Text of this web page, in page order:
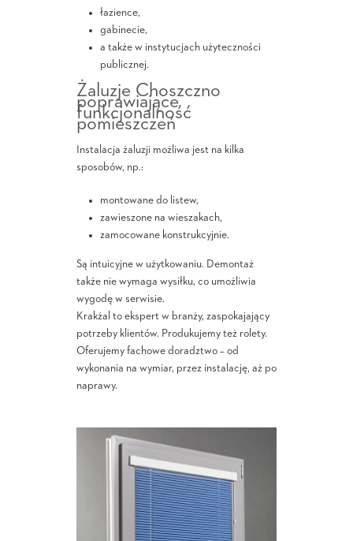
łazience,
gabinecie,
a także w instytucjach użyteczności
publicznej.
Żaluzje Choszczno
poprawiające
funkcjonalność
pomieszczeń
Instalacja żaluzji możliwa jest na kilka
sposobów, np.:
montowane do listew,
zawieszone na wieszakach,
zamocowane konstrukcyjnie.
Są intuicyjne w użytkowaniu. Demontaż
także nie wymaga wysiłku, co umożliwia
wygodę w serwisie.
Krakżal to ekspert w branży, zaspokajający
potrzeby klientów. Produkujemy też rolety.
Oferujemy fachowe doradztwo – od
wykonania na wymiar, przez instalację, aż po
naprawy.